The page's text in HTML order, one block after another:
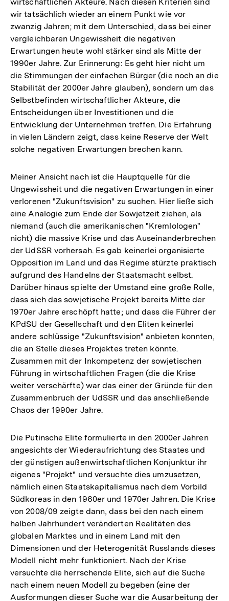
wir tatsächlich wieder an einem Punkt wie vor
zwanzig Jahren; mit dem Unterschied, dass bei einer
vergleichbaren Ungewissheit die negativen
Erwartungen heute wohl stärker sind als Mitte der
1990er Jahre. Zur Erinnerung: Es geht hier nicht um
die Stimmungen der einfachen Bürger (die noch an die
Stabilität der 2000er Jahre glauben), sondern um das
Selbstbefinden wirtschaftlicher Akteure, die
Entscheidungen über Investitionen und die
Entwicklung der Unternehmen treffen. Die Erfahrung
in vielen Ländern zeigt, dass keine Reserve der Welt
solche negativen Erwartungen brechen kann.
Meiner Ansicht nach ist die Hauptquelle für die
Ungewissheit und die negativen Erwartungen in einer
verlorenen "Zukunftsvision" zu suchen. Hier ließe sich
eine Analogie zum Ende der Sowjetzeit ziehen, als
niemand (auch die amerikanischen "Kremlologen"
nicht) die massive Krise und das Auseinanderbrechen
der UdSSR vorhersah. Es gab keinerlei organisierte
Opposition im Land und das Regime stürzte praktisch
aufgrund des Handelns der Staatsmacht selbst.
Darüber hinaus spielte der Umstand eine große Rolle,
dass sich das sowjetische Projekt bereits Mitte der
1970er Jahre erschöpft hatte; und dass die Führer der
KPdSU der Gesellschaft und den Eliten keinerlei
andere schlüssige "Zukunftsvision" anbieten konnten,
die an Stelle dieses Projektes treten könnte.
Zusammen mit der Inkompetenz der sowjetischen
Führung in wirtschaftlichen Fragen (die die Krise
weiter verschärfte) war das einer der Gründe für den
Zusammenbruch der UdSSR und das anschließende
Chaos der 1990er Jahre.
Die Putinsche Elite formulierte in den 2000er Jahren
angesichts der Wiederaufrichtung des Staates und
der günstigen außenwirtschaftlichen Konjunktur ihr
eigenes "Projekt" und versuchte dies umzusetzen,
nämlich einen Staatskapitalismus nach dem Vorbild
Südkoreas in den 1960er und 1970er Jahren. Die Krise
von 2008/09 zeigte dann, dass bei den nach einem
halben Jahrhundert veränderten Realitäten des
globalen Marktes und in einem Land mit den
Dimensionen und der Heterogenität Russlands dieses
Modell nicht mehr funktioniert. Nach der Krise
versuchte die herrschende Elite, sich auf die Suche
nach einem neuen Modell zu begeben (eine der
Ausformungen dieser Suche war die Ausarbeitung der